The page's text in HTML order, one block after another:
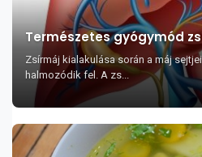
Természetes gyógymód
Zsírmáj kialakulása során a máj
halmozódik fel. A zs...